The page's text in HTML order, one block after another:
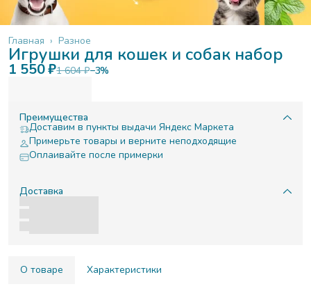
Разное
Главная ›
Игрушки для кошек и собак набор
1 550 ₽1 604 ₽−3%
Преимущества
Доставим в пункты выдачи Яндекс Маркета
Примерьте товары и верните неподходящие
Оплаивайте после примерки
Доставка
О товаре Характеристики